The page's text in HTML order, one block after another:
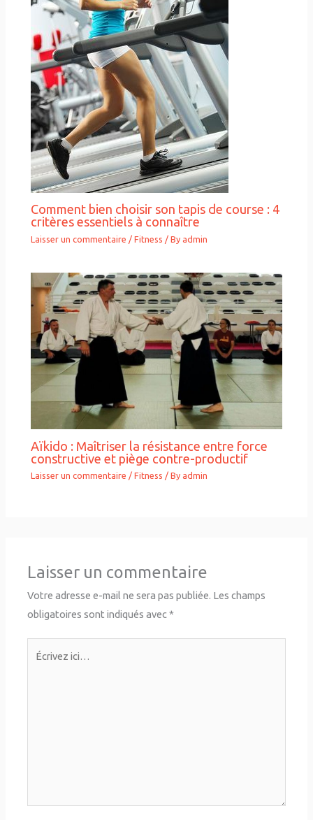
Comment bien choisir son tapis de course : 4
critères essentiels à connaître
Laisser un commentaire /Fitness / By admin
Aïkido : Maîtriser la résistance entre force
constructive et piège contre-productif
Laisser un commentaire /Fitness / By admin
Laisser un commentaire
Votre adresse e-mail ne sera pas publiée. Les champs
obligatoires sont indiqués avec*